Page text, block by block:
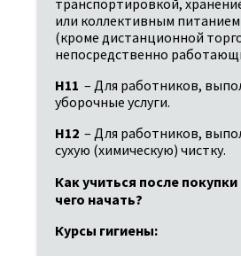
транспортировкой,
или коллективным
(кроме дистанционной
непосредственно
H11 – Для работников,
уборочные услуги.
H12 – Для работников,
сухую (химическую) чистку.
Как учиться после
чего начать?
Курсы гигиены: